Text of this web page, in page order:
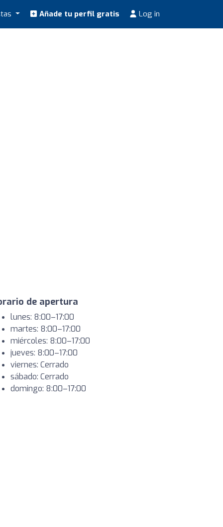
Añade tu perfil gratis Log in
de apertura
lunes: 8:00–17:00
martes: 8:00–17:00
miércoles: 8:00–17:00
jueves: 8:00–17:00
viernes: Cerrado
sábado: Cerrado
domingo: 8:00–17:00